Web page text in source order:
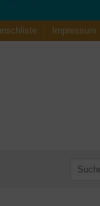
Impressum
Suche